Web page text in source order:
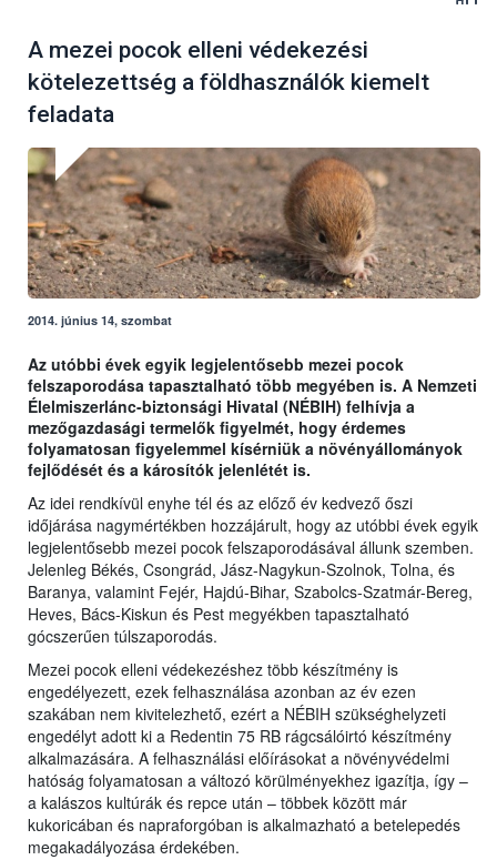
A mezei pocok elleni védekezési
kötelezettség a földhasználók kiemelt
feladata
2014. június 14, szombat
Az utóbbi évek egyik legjelentősebb mezei pocok
felszaporodása tapasztalható több megyében is. A Nemzeti
Élelmiszerlánc-biztonsági Hivatal (NÉBIH) felhívja a
mezőgazdasági termelők figyelmét, hogy érdemes
folyamatosan figyelemmel kísérniük a növényállományok
fejlődését és a károsítók jelenlétét is.
Az idei rendkívül enyhe tél és az előző év kedvező őszi
időjárása nagymértékben hozzájárult, hogy az utóbbi évek egyik
legjelentősebb mezei pocok felszaporodásával állunk szemben.
Jelenleg Békés, Csongrád, Jász-Nagykun-Szolnok, Tolna, és
Baranya, valamint Fejér, Hajdú-Bihar, Szabolcs-Szatmár-Bereg,
Heves, Bács-Kiskun és Pest megyékben tapasztalható
gócszerűen túlszaporodás.
Mezei pocok elleni védekezéshez több készítmény is
engedélyezett, ezek felhasználása azonban az év ezen
szakában nem kivitelezhető, ezért a NÉBIH szükséghelyzeti
engedélyt adott ki a Redentin 75 RB rágcsálóirtó készítmény
alkalmazására. A felhasználási előírásokat a növényvédelmi
hatóság folyamatosan a változó körülményekhez igazítja, így –
a kalászos kultúrák és repce után – többek között már
kukoricában és napraforgóban is alkalmazható a betelepedés
megakadályozása érdekében.